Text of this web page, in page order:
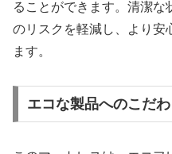
ることができます。清潔な
のリスクを軽減し、より安
ます。
エコな製品へのこだわ